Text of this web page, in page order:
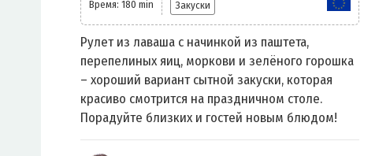
Время: 180 min Закуски
Рулет из лаваша с начинкой из паштета,
перепелиных яиц, моркови и зелёного горошка
– хороший вариант сытной закуски, которая
красиво смотрится на праздничном столе.
Порадуйте близких и гостей новым блюдом!